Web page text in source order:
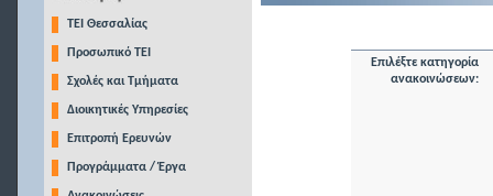
TEI Θεσσαλίας
Προσωπικό ΤΕΙ
Σχολές και Τμήματα
Διοικητικές Υπηρεσίες
Επιτροπή Ερευνών
Προγράμματα / Έργα
Επιλέξτε κατηγορία
ανακοινώσεων: